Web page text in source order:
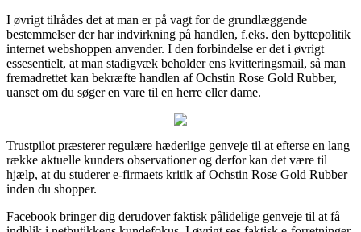
I øvrigt tilrådes det at man er på vagt for de grundlæggende
bestemmelser der har indvirkning på handlen, f.eks. den byttepolitik
internet webshoppen anvender. I den forbindelse er det i øvrigt
essesentielt, at man stadigvæk beholder ens kvitteringsmail, så man
fremadrettet kan bekræfte handlen af Ochstin Rose Gold Rubber,
uanset om du søger en vare til en herre eller dame.
Trustpilot præsterer regulære hæderlige genveje til at efterse en lang
række aktuelle kunders observationer og derfor kan det være til
hjælp, at du studerer e-firmaets kritik af Ochstin Rose Gold Rubber
inden du shopper.
Facebook bringer dig derudover faktisk pålidelige genveje til at få